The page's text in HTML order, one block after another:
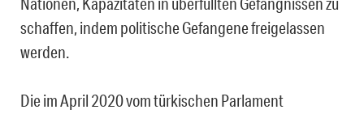
schaffen, indem politische Gefangene freigelassen
werden.
Die im April 2020 vom türkischen Parlament